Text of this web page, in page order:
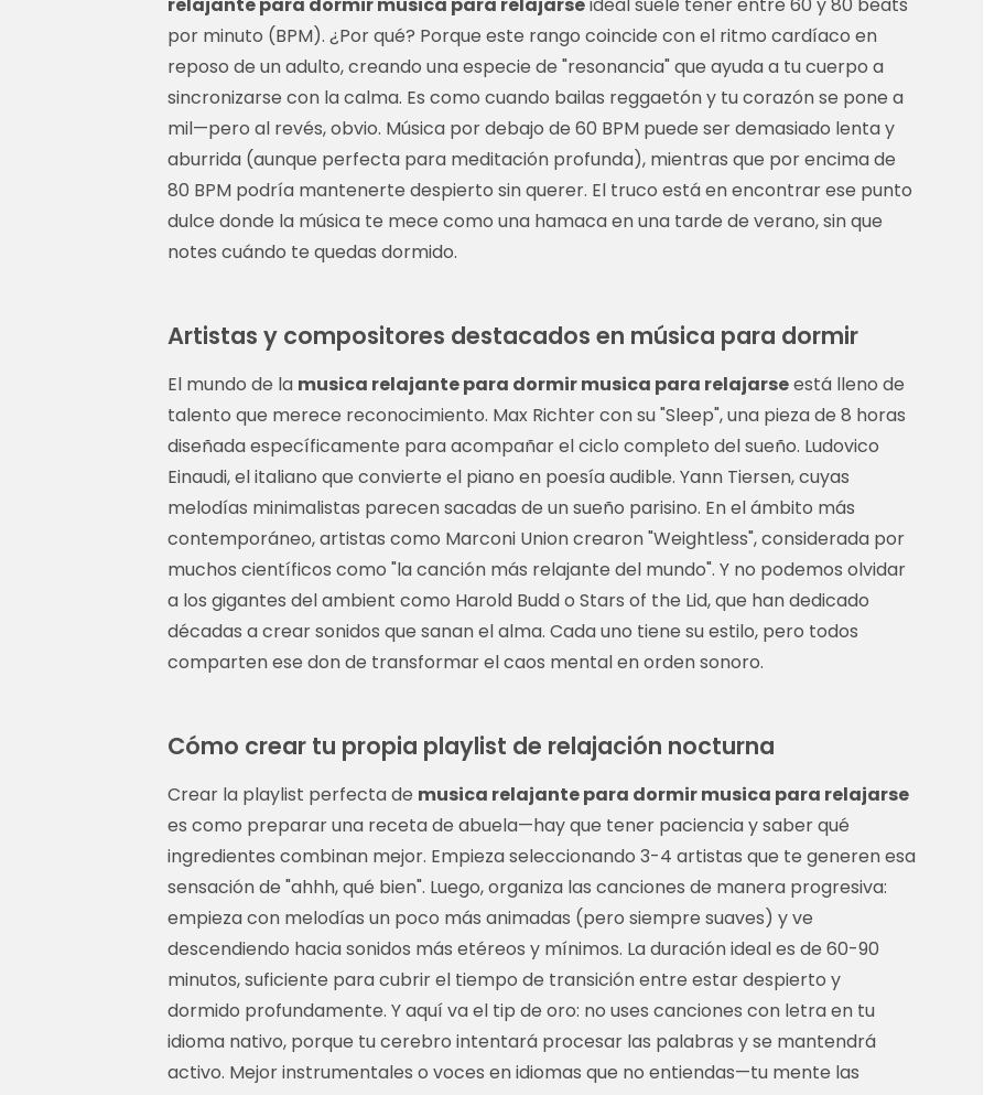
por minuto (BPM). ¿Por qué? Porque este rango coincide con el ritmo cardíaco en
reposo de un adulto, creando una especie de "resonancia" que ayuda a tu cuerpo a
sincronizarse con la calma. Es como cuando bailas reggaetón y tu corazón se pone a
mil—pero al revés, obvio. Música por debajo de 60 BPM puede ser demasiado lenta y
aburrida (aunque perfecta para meditación profunda), mientras que por encima de
80 BPM podría mantenerte despierto sin querer. El truco está en encontrar ese punto
dulce donde la música te mece como una hamaca en una tarde de verano, sin que
notes cuándo te quedas dormido.
Artistas y compositores destacados en música para dormir
El mundo de la musica relajante para dormir musica para relajarseestá lleno de
talento que merece reconocimiento. Max Richter con su "Sleep", una pieza de 8 horas
diseñada específicamente para acompañar el ciclo completo del sueño. Ludovico
Einaudi, el italiano que convierte el piano en poesía audible. Yann Tiersen, cuyas
melodías minimalistas parecen sacadas de un sueño parisino. En el ámbito más
contemporáneo, artistas como Marconi Union crearon "Weightless", considerada por
muchos científicos como "la canción más relajante del mundo". Y no podemos olvidar
a los gigantes del ambient como Harold Budd o Stars of the Lid, que han dedicado
décadas a crear sonidos que sanan el alma. Cada uno tiene su estilo, pero todos
comparten ese don de transformar el caos mental en orden sonoro.
Cómo crear tu propia playlist de relajación nocturna
Crear la playlist perfecta de musica relajante para dormir musica para relajarse
es como preparar una receta de abuela—hay que tener paciencia y saber qué
ingredientes combinan mejor. Empieza seleccionando 3-4 artistas que te generen esa
sensación de "ahhh, qué bien". Luego, organiza las canciones de manera progresiva:
empieza con melodías un poco más animadas (pero siempre suaves) y ve
descendiendo hacia sonidos más etéreos y mínimos. La duración ideal es de 60-90
minutos, suficiente para cubrir el tiempo de transición entre estar despierto y
dormido profundamente. Y aquí va el tip de oro: no uses canciones con letra en tu
idioma nativo, porque tu cerebro intentará procesar las palabras y se mantendrá
activo. Mejor instrumentales o voces en idiomas que no entiendas—tu mente las